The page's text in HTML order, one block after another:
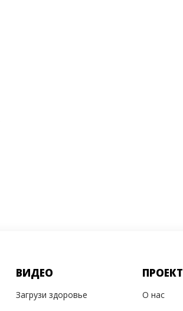
ВИДЕО
Загрузи здоровье
ПРОЕКТ
О нас